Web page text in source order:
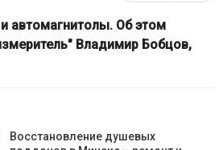
автомагнитолы. Об этом
Владимир Бобцов,
Восстановление душевых